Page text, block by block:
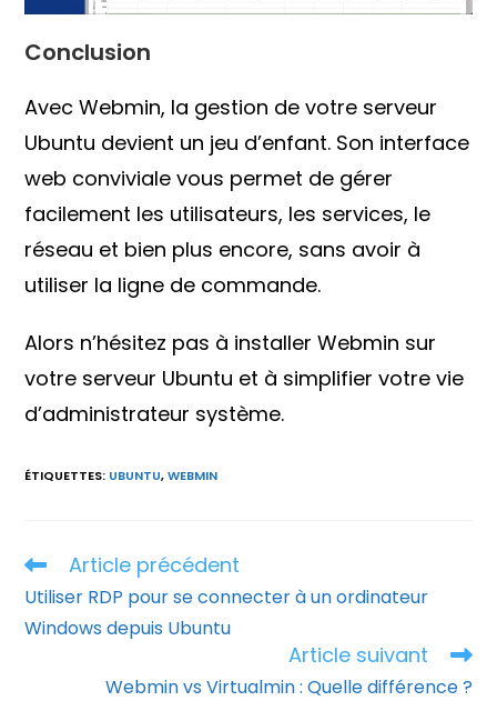
Conclusion
Avec Webmin, la gestion de votre serveur
Ubuntu devient un jeu d’enfant. Son interface
web conviviale vous permet de gérer
facilement les utilisateurs, les services, le
réseau et bien plus encore, sans avoir à
utiliser la ligne de commande.
Alors n’hésitez pas à installer Webmin sur
votre serveur Ubuntu et à simplifier votre vie
d’administrateur système.
ÉTIQUETTES: UBUNTU, WEBMIN
Read
articles
Article précédent
Utiliser RDP pour se connecter à un ordinateur
Windows depuis Ubuntu
Article suivant
Webmin vs Virtualmin : Quelle différence ?